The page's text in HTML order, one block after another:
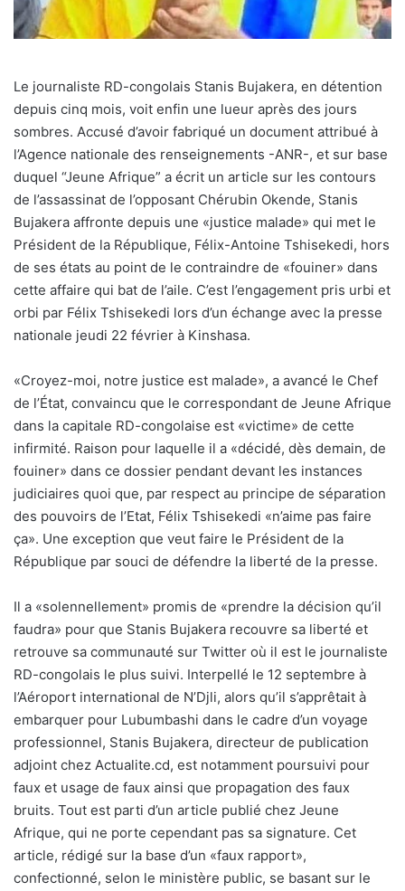
Le journaliste RD-congolais Stanis Bujakera, en détention
depuis cinq mois, voit enfin une lueur après des jours
sombres. Accusé d’avoir fabriqué un document attribué à
l’Agence nationale des renseignements -ANR-, et sur base
duquel “Jeune Afrique” a écrit un article sur les contours
de l’assassinat de l’opposant Chérubin Okende, Stanis
Bujakera affronte depuis une «justice malade» qui met le
Président de la République, Félix-Antoine Tshisekedi, hors
de ses états au point de le contraindre de «fouiner» dans
cette affaire qui bat de l’aile. C’est l’engagement pris urbi et
orbi par Félix Tshisekedi lors d’un échange avec la presse
nationale jeudi 22 février à Kinshasa.
«Croyez-moi, notre justice est malade», a avancé le Chef
de l’État, convaincu que le correspondant de Jeune Afrique
dans la capitale RD-congolaise est «victime» de cette
infirmité. Raison pour laquelle il a «décidé, dès demain, de
fouiner» dans ce dossier pendant devant les instances
judiciaires quoi que, par respect au principe de séparation
des pouvoirs de l’Etat, Félix Tshisekedi «n’aime pas faire
ça». Une exception que veut faire le Président de la
République par souci de défendre la liberté de la presse.
Il a «solennellement» promis de «prendre la décision qu’il
faudra» pour que Stanis Bujakera recouvre sa liberté et
retrouve sa communauté sur Twitter où il est le journaliste
RD-congolais le plus suivi. Interpellé le 12 septembre à
l’Aéroport international de N’Djli, alors qu’il s’apprêtait à
embarquer pour Lubumbashi dans le cadre d’un voyage
professionnel, Stanis Bujakera, directeur de publication
adjoint chez Actualite.cd, est notamment poursuivi pour
faux et usage de faux ainsi que propagation des faux
bruits. Tout est parti d’un article publié chez Jeune
Afrique, qui ne porte cependant pas sa signature. Cet
article, rédigé sur la base d’un «faux rapport»,
confectionné, selon le ministère public, se basant sur le